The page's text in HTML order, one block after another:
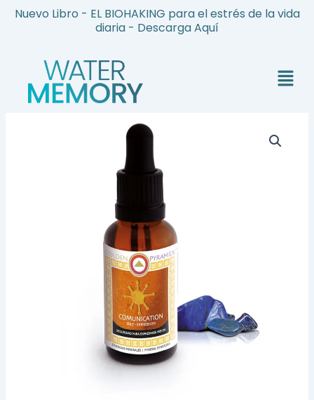
Nuevo Libro - EL BIOHAKING para el estrés de la vida
diaria - Descarga Aquí
Menú